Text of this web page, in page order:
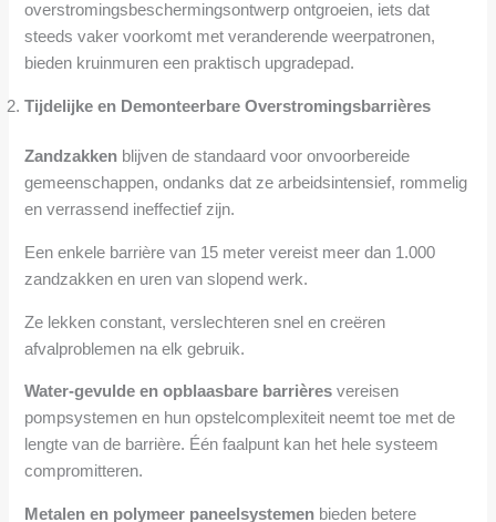
overstromingsbeschermingsontwerp ontgroeien, iets dat
steeds vaker voorkomt met veranderende weerpatronen,
bieden kruinmuren een praktisch upgradepad.
Tijdelijke en Demonteerbare Overstromingsbarrières
Zandzakken blijven de standaard voor onvoorbereide
gemeenschappen, ondanks dat ze arbeidsintensief, rommelig
en verrassend ineffectief zijn.
Een enkele barrière van 15 meter vereist meer dan 1.000
zandzakken en uren van slopend werk.
Ze lekken constant, verslechteren snel en creëren
afvalproblemen na elk gebruik.
Water-gevulde en opblaasbare barrières vereisen
pompsystemen en hun opstelcomplexiteit neemt toe met de
lengte van de barrière. Één faalpunt kan het hele systeem
compromitteren.
Metalen en polymeer paneelsystemen bieden betere